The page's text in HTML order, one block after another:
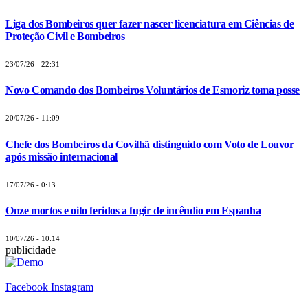
Liga dos Bombeiros quer fazer nascer licenciatura em Ciências de
Proteção Civil e Bombeiros
23/07/26 - 22:31
Novo Comando dos Bombeiros Voluntários de Esmoriz toma posse
20/07/26 - 11:09
Chefe dos Bombeiros da Covilhã distinguido com Voto de Louvor
após missão internacional
17/07/26 - 0:13
Onze mortos e oito feridos a fugir de incêndio em Espanha
10/07/26 - 10:14
publicidade
Facebook Instagram